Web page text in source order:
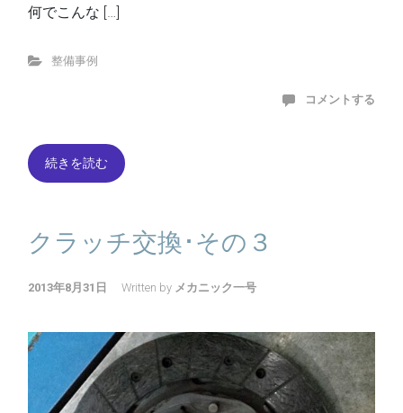
何でこんな […]
整備事例
コメントする
続きを読む
クラッチ交換･その３
2013年8月31日 Written by メカニック一号